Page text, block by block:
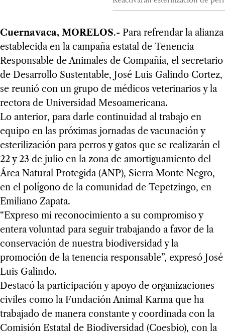
Cuernavaca, MORELOS.- Para refrendar la alianza
establecida en la campaña estatal de Tenencia
Responsable de Animales de Compañía, el secretario
de Desarrollo Sustentable, José Luis Galindo Cortez,
se reunió con un grupo de médicos veterinarios y la
rectora de Universidad Mesoamericana.
Lo anterior, para darle continuidad al trabajo en
equipo en las próximas jornadas de vacunación y
esterilización para perros y gatos que se realizarán el
22 y 23 de julio en la zona de amortiguamiento del
Área Natural Protegida (ANP), Sierra Monte Negro,
en el polígono de la comunidad de Tepetzingo, en
Emiliano Zapata.
“Expreso mi reconocimiento a su compromiso y
entera voluntad para seguir trabajando a favor de la
conservación de nuestra biodiversidad y la
promoción de la tenencia responsable”, expresó José
Luis Galindo.
Destacó la participación y apoyo de organizaciones
civiles como la Fundación Animal Karma que ha
trabajado de manera constante y coordinada con la
Comisión Estatal de Biodiversidad (Coesbio), con la